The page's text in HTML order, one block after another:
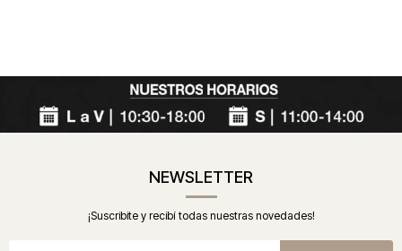
NEWSLETTER
¡Suscribite y recibí todas nuestras novedades!